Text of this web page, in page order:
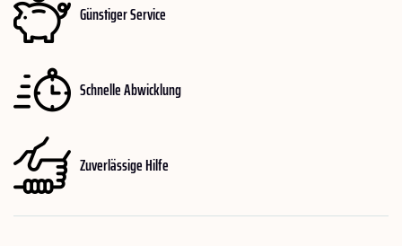
Günstiger Service
Schnelle Abwicklung
Zuverlässige Hilfe